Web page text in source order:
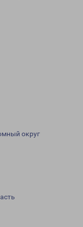
округ